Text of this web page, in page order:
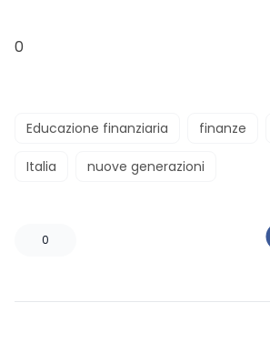
0
Educazione finanziaria finanze
Italia nuove generazioni
0